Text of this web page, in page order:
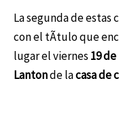
La segunda de estas
con el tÃ­tulo que
lugar el viernes 19
Lantonde lacasa de